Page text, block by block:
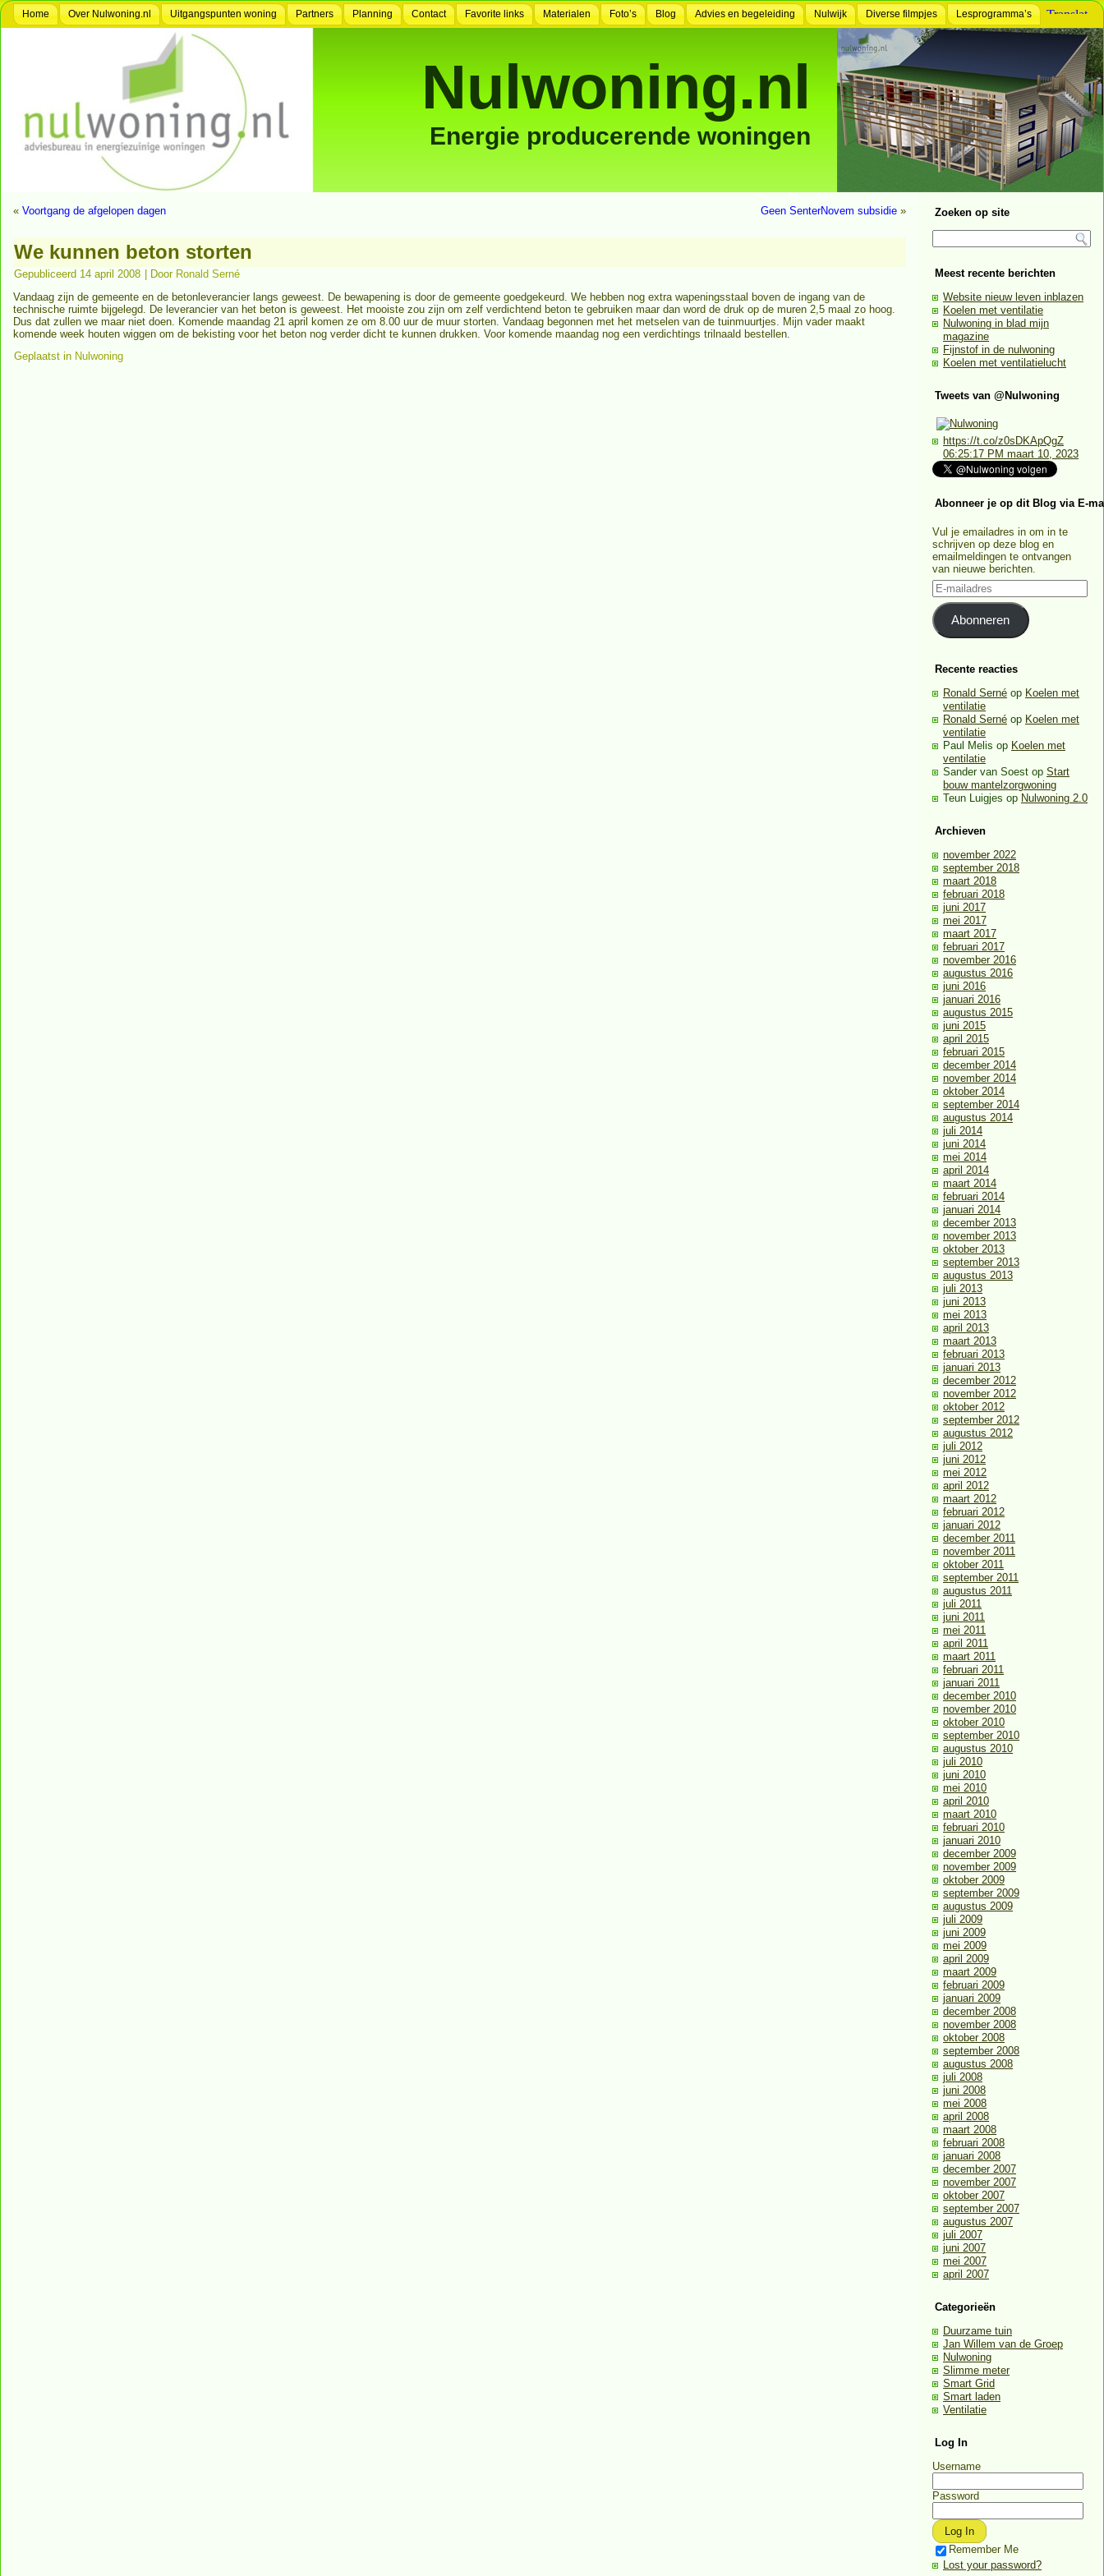
Home Over Nulwoning.nl Uitgangspunten woning Partners Planning Contact Favorite links Materialen Foto’s Blog Advies en begeleiding Nulwijk Diverse filmpjes Lesprogramma’s
Nulwoning.nl
Energie producerende woningen
« Voortgang de afgelopen dagen Geen SenterNovem subsidie »
We kunnen beton storten
Gepubliceerd 14 april 2008 Door Ronald Serné
Vandaag zijn de gemeente en de betonleverancier langs geweest. De bewapening is door de gemeente goedgekeurd. We hebben nog extra wapeningsstaal boven de ingang van de
technische ruimte bijgelegd. De leverancier van het beton is geweest. Het mooiste zou zijn om zelf verdichtend beton te gebruiken maar dan word de druk op de muren 2,5 maal zo hoog.
Dus dat zullen we maar niet doen. Komende maandag 21 april komen ze om 8.00 uur de muur storten. Vandaag begonnen met het metselen van de tuinmuurtjes. Mijn vader maakt
komende week houten wiggen om de bekisting voor het beton nog verder dicht te kunnen drukken. Voor komende maandag nog een verdichtings trilnaald bestellen.
Geplaatst in Nulwoning
Zoeken op site
Meest recente berichten
Website nieuw leven inblazen
Koelen met ventilatie
Nulwoning in blad mijn
magazine
Fijnstof in de nulwoning
Koelen met ventilatielucht
Tweets van @Nulwoning
https://t.co/z0sDKApQgZ
06:25:17 PM maart 10, 2023
Abonneer je op dit Blog via E-
Vul je emailadres in om in te
schrijven op deze blog en
emailmeldingen te ontvangen
van nieuwe berichten.
E-
mailadres
Abonneren
Recente reacties
Ronald Serné op Koelen met
ventilatie
Ronald Serné op Koelen met
ventilatie
Paul Melis op Koelen met
ventilatie
Sander van Soest op Start
bouw mantelzorgwoning
Teun Luigjes op Nulwoning 2.0
Archieven
november 2022
september 2018
maart 2018
februari 2018
juni 2017
mei 2017
maart 2017
februari 2017
november 2016
augustus 2016
juni 2016
januari 2016
augustus 2015
juni 2015
april 2015
februari 2015
december 2014
november 2014
oktober 2014
september 2014
augustus 2014
juli 2014
juni 2014
mei 2014
april 2014
maart 2014
februari 2014
januari 2014
december 2013
november 2013
oktober 2013
september 2013
augustus 2013
juli 2013
juni 2013
mei 2013
april 2013
maart 2013
februari 2013
januari 2013
december 2012
november 2012
oktober 2012
september 2012
augustus 2012
juli 2012
juni 2012
mei 2012
april 2012
maart 2012
februari 2012
januari 2012
december 2011
november 2011
oktober 2011
september 2011
augustus 2011
juli 2011
juni 2011
mei 2011
april 2011
maart 2011
februari 2011
januari 2011
december 2010
november 2010
oktober 2010
september 2010
augustus 2010
juli 2010
juni 2010
mei 2010
april 2010
maart 2010
februari 2010
januari 2010
december 2009
november 2009
oktober 2009
september 2009
augustus 2009
juli 2009
juni 2009
mei 2009
april 2009
maart 2009
februari 2009
januari 2009
december 2008
november 2008
oktober 2008
september 2008
augustus 2008
juli 2008
juni 2008
mei 2008
april 2008
maart 2008
februari 2008
januari 2008
december 2007
november 2007
oktober 2007
september 2007
augustus 2007
juli 2007
juni 2007
mei 2007
april 2007
Categorieën
Duurzame tuin
Jan Willem van de Groep
Nulwoning
Slimme meter
Smart Grid
Smart laden
Ventilatie
Log In
Username
Password
Remember Me
Lost your password?